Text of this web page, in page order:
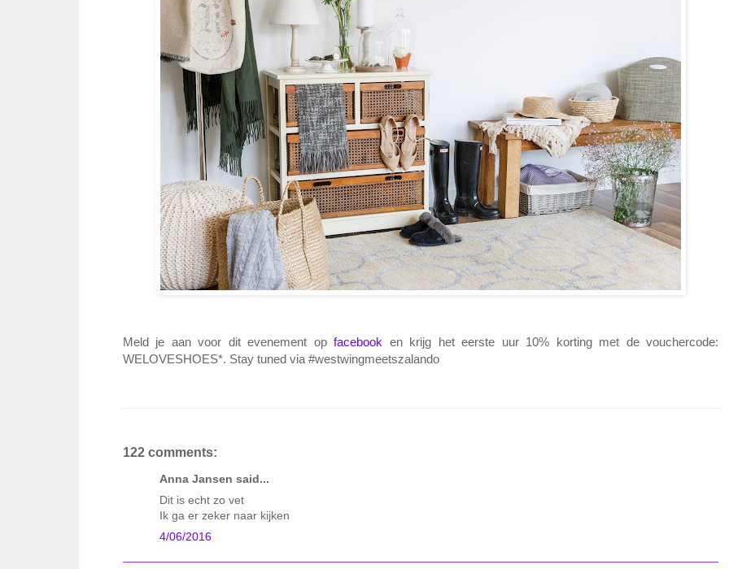
Meld je aan voor dit evenement opfacebook en krijg het eerste uur 10% korting met de vouchercode:
WELOVESHOES*. Stay tuned via #westwingmeetszalando
122 comments:
Anna Jansen said...
Dit is echt zo vet
Ik ga er zeker naar kijken
4/06/2016